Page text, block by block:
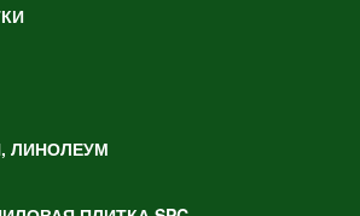
ЛИНОЛЕУМ